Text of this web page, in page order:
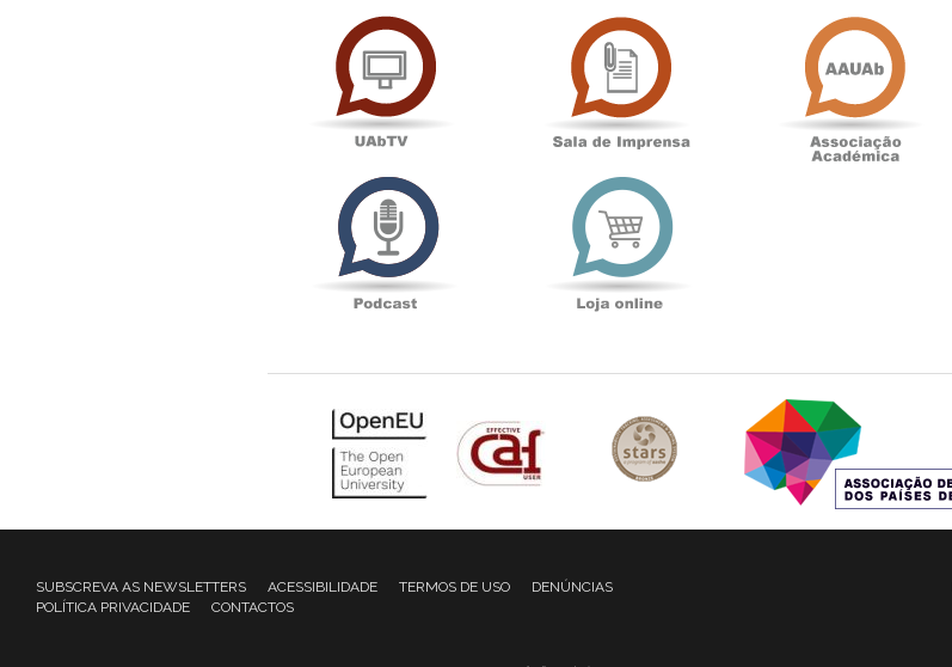
SUBSCREVA AS NEWSLETTERS ACESSIBILIDADE TERMOS DE USO
DENÚNCIAS
POLÍTICA PRIVACIDADE
CONTACTOS